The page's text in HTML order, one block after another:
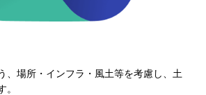
、場所・インフラ・風土等を考慮し、土
。